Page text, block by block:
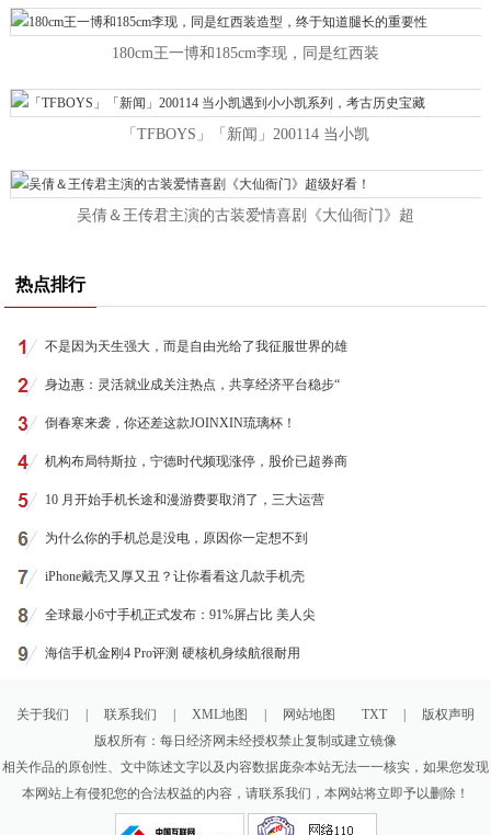
180cm王一博和185cm李现，同是红西装
「TFBOYS」「新闻」200114 当小凯
吴倩＆王传君主演的古装爱情喜剧《大仙衙门》超
热点排行
不是因为天生强大，而是自由光给了我征服世界的雄
身边惠：灵活就业成关注热点，共享经济平台稳步“
倒春寒来袭，你还差这款JOINXIN琉璃杯！
机构布局特斯拉，宁德时代频现涨停，股价已超券商
10 月开始手机长途和漫游费要取消了，三大运营
为什么你的手机总是没电，原因你一定想不到
iPhone戴壳又厚又丑？让你看看这几款手机壳
全球最小6寸手机正式发布：91%屏占比 美人尖
海信手机金刚4 Pro评测 硬核机身续航很耐用
关于我们 联系我们 XML地图 网站地图 TXT
版权声明
版权所有：每日经济网未经授权禁止复制或建立镜像
相关作品的原创性、文中陈述文字以及内容数据庞杂本站无法一一核实，如果您发现
本网站上有侵犯您的合法权益的内容，请联系我们，本网站将立即予以删除！